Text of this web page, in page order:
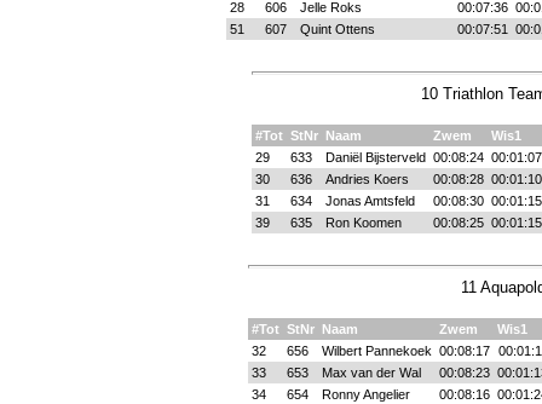
28
606 Jelle Roks 00:07:36
51
607 Quint Ottens 00:07:51
10 Triathlon
#Tot StNr Naam Zwem
Wis1
29
633 Daniël Bijsterveld 00:08:24 00:01:07
30
636 Andries Koers 00:08:28 00:01:10
31
634 Jonas Amtsfeld 00:08:30 00:01:15
39
635 Ron Koomen 00:08:25 00:01:15
11
#Tot StNr Naam Zwem
Wis1
32
656 Wilbert Pannekoek 00:08:17
33
653 Max van der Wal 00:08:23
34
654 Ronny Angelier 00:08:16